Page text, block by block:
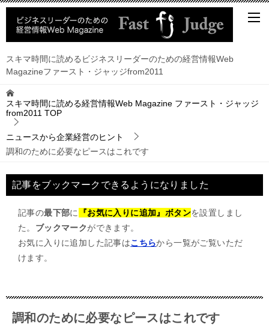
スキマ時間に読めるビジネスリーダーのための経営情報Web
Magazineファースト・ジャッジfrom2011
スキマ時間に読める経営情報Web Magazine ファースト・ジャッジ
from2011 TOP
ニュースから企業経営のヒント
調和のために必要なピースはこれです
記事をブックマークできるようになりました
記事の最下部に 『お気に入りに追加』ボタンを設置しまし
た。 ブックマークができます。
お気に入りに追加した記事はこちらから一覧がご覧いただ
けます。
調和のために必要なピースはこれです